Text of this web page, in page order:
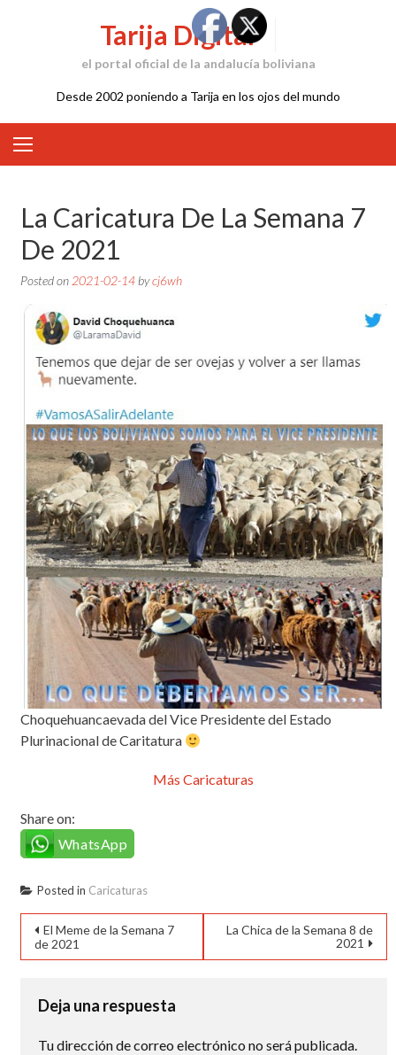
Tarija Digital
el portal oficial de la andalucía boliviana
Desde 2002 poniendo a Tarija en los ojos del mundo
La Caricatura De La Semana 7
De 2021
Posted on 2021-02-14bycj6wh
Choquehuancaevada del Vice Presidente del Estado
Plurinacional de Caritatura
Más Caricaturas
Share on:
WhatsApp
Posted in Caricaturas
Navegación
de
entradas
El Meme de la Semana 7
de 2021
La Chica de la Semana 8 de
2021
Deja una respuesta
Tu dirección de correo electrónico no será publicada.